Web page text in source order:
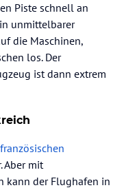
Piste schnell an
unmittelbarer
die Maschinen,
los. Der
ist dann extrem
französischen
Aber mit
kann der Flughafen in